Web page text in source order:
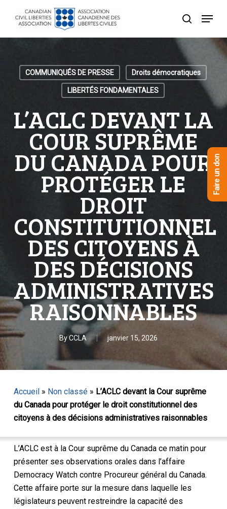
recherche
Menu
COMMUNIQUÉS DE PRESSE Droits démocratiques
LIBERTÉS FONDAMENTALES
L’ACLC DEVANT LA
COUR SUPRÊME
DU CANADA POUR
PROTÉGER LE
DROIT
CONSTITUTIONNEL
DES CITOYENS À
DES DÉCISIONS
ADMINISTRATIVES
RAISONNABLES
ByCCLA janvier 15, 2026
Accueil» Non classé» L’ACLC devant la Cour suprême
du Canada pour protéger le droit constitutionnel des
citoyens à des décisions administratives raisonnables
L’ACLC est à la Cour suprême du Canada ce matin pour
présenter ses observations orales dans l’affaire
Democracy Watch contre Procureur général du Canada.
Cette affaire porte sur la mesure dans laquelle les
législateurs peuvent restreindre la capacité des
Menu
Faire un don